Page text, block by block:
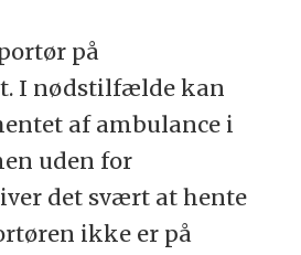
på
I nødstilfælde kan
af ambulance i
uden for
det svært at hente
ikke er på